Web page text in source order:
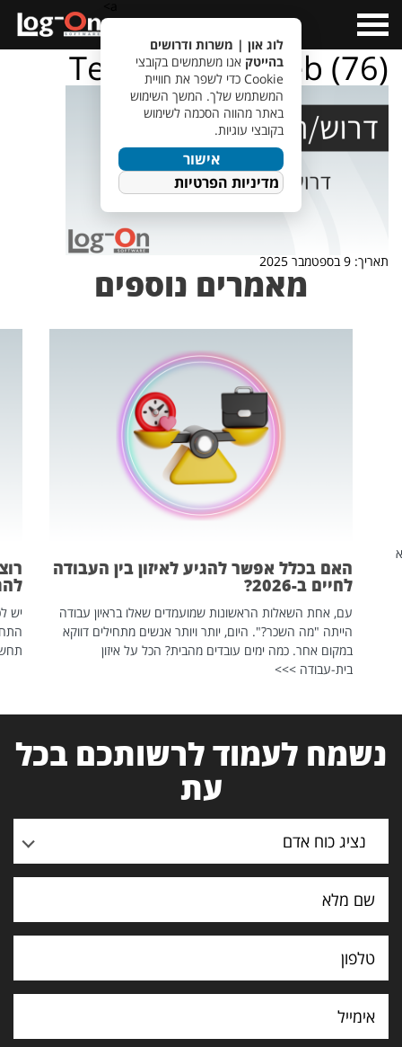
Menu
TempletJobsWeb (76)
תאריך: 9 בספטמבר 2025
מאמרים נוספים
האם בכלל אפשר להגיע לאיזון בין העבודה
לחיים ב-2026?
עם, אחת השאלות הראשונות שמועמדים שאלו בראיון עבודה
הייתה "מה השכר?". היום, יותר ויותר אנשים מתחילים דווקא
במקום אחר. כמה ימים עובדים מהבית? הכל על איזון
בית-עבודה >>>
יש
נשמח לעמוד לרשותכם בכל
עת
נציג כוח אדם
לוג און | משרות ודרושים
בהייטק אנו משתמשים בקובצי
Cookie כדי לשפר את חוויית
המשתמש שלך. המשך השימוש
באתר מהווה הסכמה לשימוש
בקובצי עוגיות.
אישור
מדיניות הפרטיות